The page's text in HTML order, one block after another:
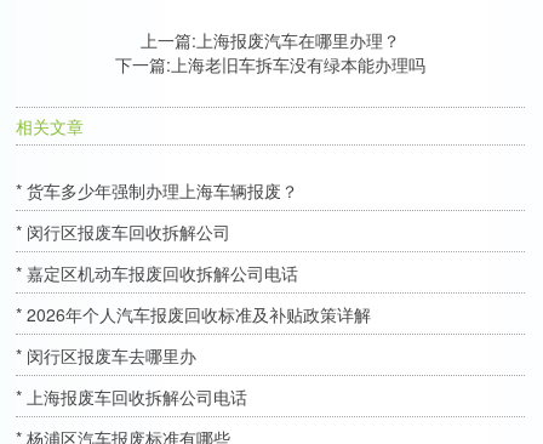
上一篇: 上海报废汽车在哪里办理？
下一篇: 上海老旧车拆车没有绿本能办理吗
相关文章
* 货车多少年强制办理上海车辆报废？
* 闵行区报废车回收拆解公司
* 嘉定区机动车报废回收拆解公司电话
* 2026年个人汽车报废回收标准及补贴政策详解
* 闵行区报废车去哪里办
* 上海报废车回收拆解公司电话
* 杨浦区汽车报废标准有哪些